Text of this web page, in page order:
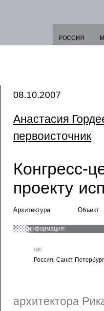
РОССИЯ
08.10.2007
Анастасия
первоисточник
Конгресс-
проекту
Архитектура Объект
информация:
где:
Россия. Санкт-Петербург
архитектора